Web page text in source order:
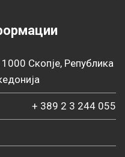
Скопје, Република
+ 389 2 3 244 055